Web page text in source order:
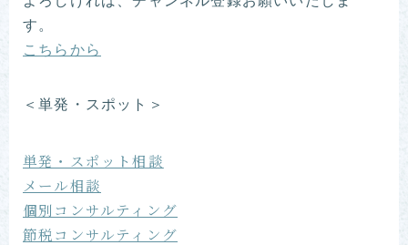
す。
こちらから
＜単発・スポット＞
単発・スポット相談
メール相談
個別コンサルティング
節税コンサルティング